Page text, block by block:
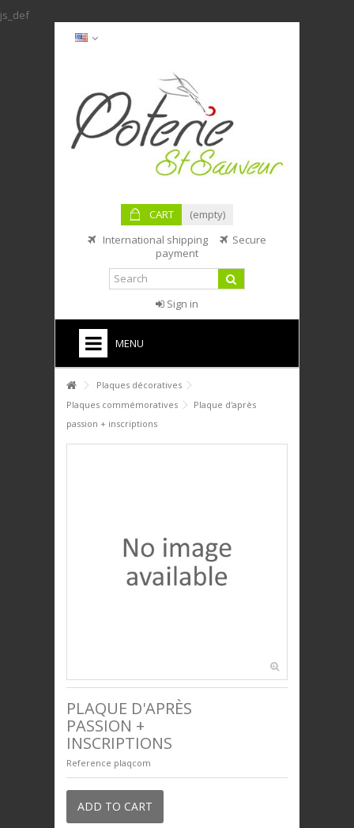
js_def
CART
(empty)
International shipping
Secure
payment
Sign in
MENU
HOME
PTIT DÉJ'
SERVICE DE TABLE
Plaques décoratives
Plaques commémoratives
Plaque d'après
passion + inscriptions
PLAQUE D'APRÈS
PASSION +
INSCRIPTIONS
Reference plaqcom
ADD TO CART